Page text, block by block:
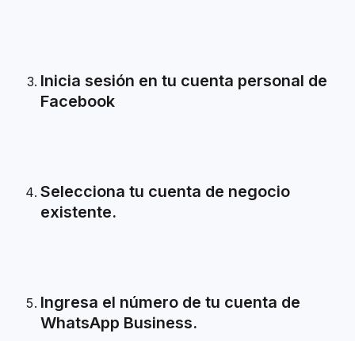
Inicia sesión en tu cuenta personal de
Facebook
Selecciona tu cuenta de negocio
existente.
Ingresa el número de tu cuenta de
WhatsApp Business.